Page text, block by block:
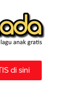
di sini